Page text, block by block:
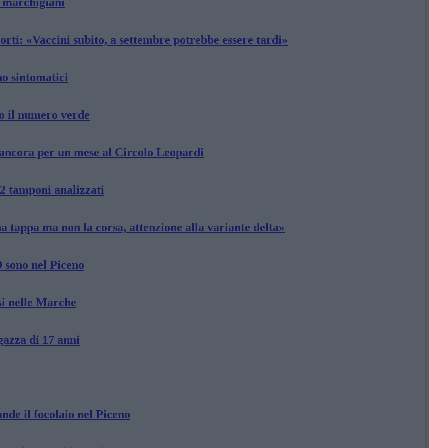
«Vaccini subito, a settembre potrebbe essere tardi»
sintomatici
il numero verde
per un mese al Circolo Leopardi
tamponi analizzati
tappa ma non la corsa, attenzione alla variante delta»
nel Piceno
nelle Marche
di 17 anni
il focolaio nel Piceno